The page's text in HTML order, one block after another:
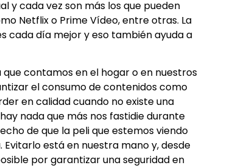
y cada vez son más los que pueden
Netflix o Prime Vídeo, entre otras. La
cada día mejor y eso también ayuda a
contamos en el hogar o en nuestros
el consumo de contenidos como
en calidad cuando no existe una
nada que más nos fastidie durante
de que la peli que estemos viendo
está en nuestra mano y, desde
por garantizar una seguridad en